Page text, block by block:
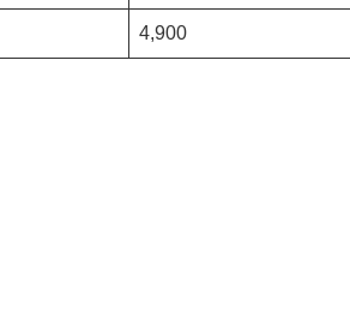
4,900